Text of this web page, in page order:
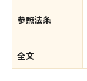
参照法条
全文